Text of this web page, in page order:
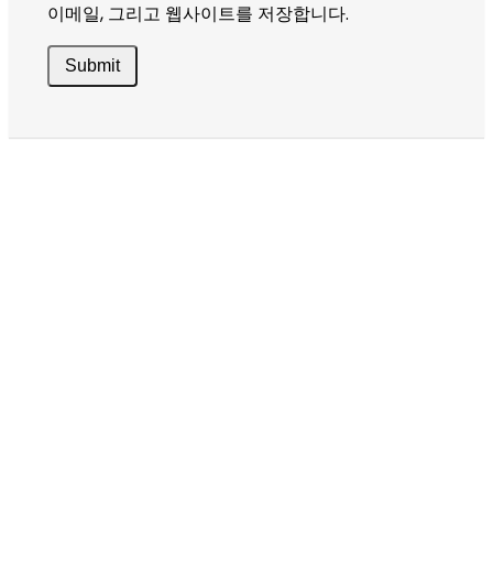
이메일, 그리고 웹사이트를 저장합니다.